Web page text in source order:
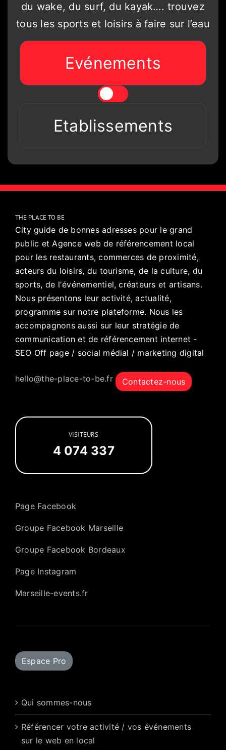
du wake, du surf, du kayak…. trouvez
tous les sports et loisirs à faire sur l’eau
Evénements
Etablissements
THE PLACE TO BE
City guide de bonnes adresses pour le grand
public et Agence web de référencement local
pour les restaurants, commerces de proximité,
acteurs du loisirs, du tourisme, de la culture, du
sports, de l'événementiel, créateurs et artisans.
Nous présentons leur activité, actualité,
programme sur notre plateforme. Nous les
accompagnons aussi sur leur stratégie de
communication et de référencement internet -
SEO Off page / social médial / marketing digital
hello@the-place-to-be.fr Contactez-nous
VISITEURS
4 074 337
Page Facebook
Groupe Facebook Marseille
Groupe Facebook Bordeaux
Page Instagram
Marseille-events.fr
Espace Pro
Qui sommes-nous
Référencer votre activité / vos événements
sur le web en local